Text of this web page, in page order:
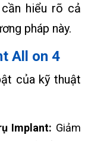
hiểu rõ cả
pháp này.
All on 4
của kỹ thuật
Implant: Giảm